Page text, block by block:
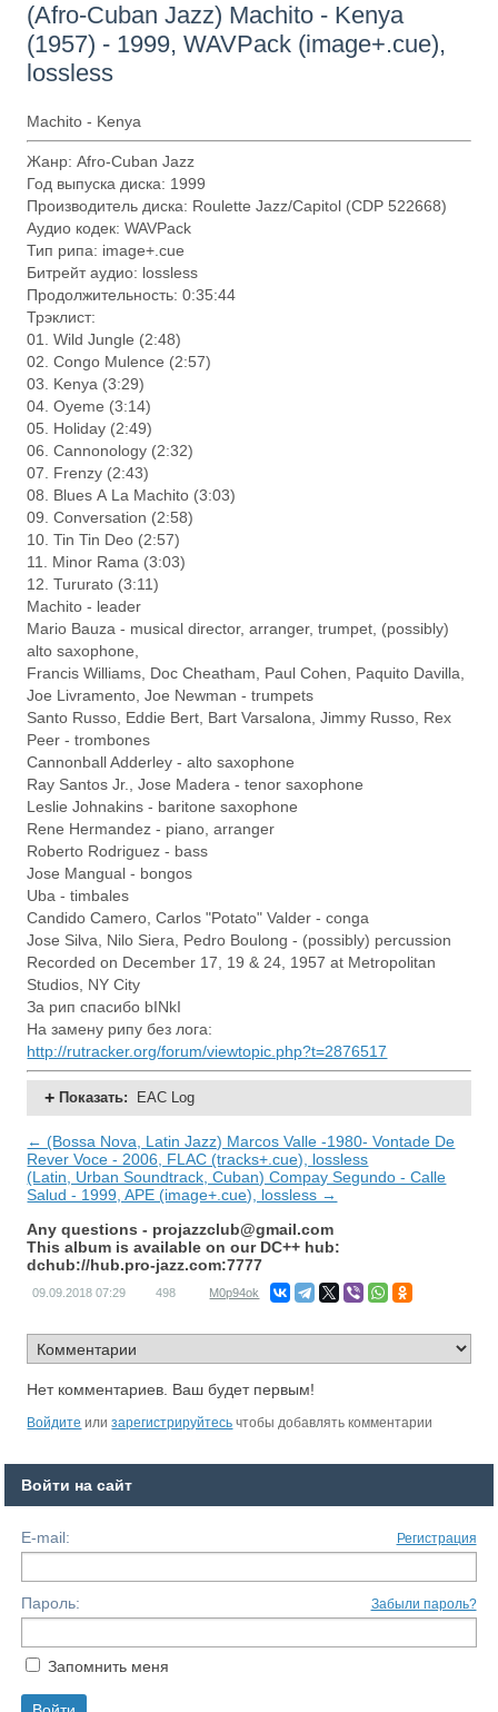
(Afro-Cuban Jazz) Machito - Kenya
(1957) - 1999, WAVPack (image+.cue),
lossless
Machito - Kenya
Жанр: Afro-Cuban Jazz
Год выпуска диска: 1999
Производитель диска: Roulette Jazz/Capitol (CDP 522668)
Аудио кодек: WAVPack
Тип рипа: image+.cue
Битрейт аудио: lossless
Продолжительность: 0:35:44
Трэклист:
01. Wild Jungle (2:48)
02. Congo Mulence (2:57)
03. Kenya (3:29)
04. Oyeme (3:14)
05. Holiday (2:49)
06. Cannonology (2:32)
07. Frenzy (2:43)
08. Blues А La Machito (3:03)
09. Conversation (2:58)
10. Tin Tin Deo (2:57)
11. Minor Rama (3:03)
12. Tururato (3:11)
Machito - leader
Mario Bauza - musical director, arranger, trumpet, (possibly)
alto saxophone,
Francis Williams, Doc Cheatham, Paul Cohen, Paquito Davilla,
Joe Livramento, Joe Newman - trumpets
Santo Russo, Eddie Bert, Bart Varsalona, Jimmy Russo, Rex
Peer - trombones
Cannonball Adderley - alto saxophone
Ray Santos Jr., Jose Madera - tenor saxophone
Leslie Johnakins - baritone saxophone
Rene Hermandez - piano, arranger
Roberto Rodriguez - bass
Jose Mangual - bongos
Uba - timbales
Candido Camero, Carlos "Potato" Valder - conga
Jose Silva, Nilo Siera, Pedro Boulong - (possibly) percussion
Recorded on December 17, 19 & 24, 1957 at Metropolitan
Studios, NY City
За рип спасибо bINkI
На замену рипу без лога:
http://rutracker.org/forum/viewtopic.php?t=2876517
Показать: EAC Log
← (Bossa Nova, Latin Jazz) Marcos Valle -1980- Vontade De
Rever Voce - 2006, FLAC (tracks+.cue), lossless
(Latin, Urban Soundtrack, Cuban) Compay Segundo - Calle
Salud - 1999, APE (image+.cue), lossless →
Any questions - projazzclub@gmail.com
This album is available on our DC++ hub:
dchub://hub.pro-jazz.com:7777
09.09.2018 07:29 498 M0p94ok
Нет комментариев. Ваш будет первым!
Войдите илизарегистрируйтесь чтобы добавлять комментарии
Войти на сайт
E-mail: Регистрация
Пароль: Забыли пароль?
Запомнить меня